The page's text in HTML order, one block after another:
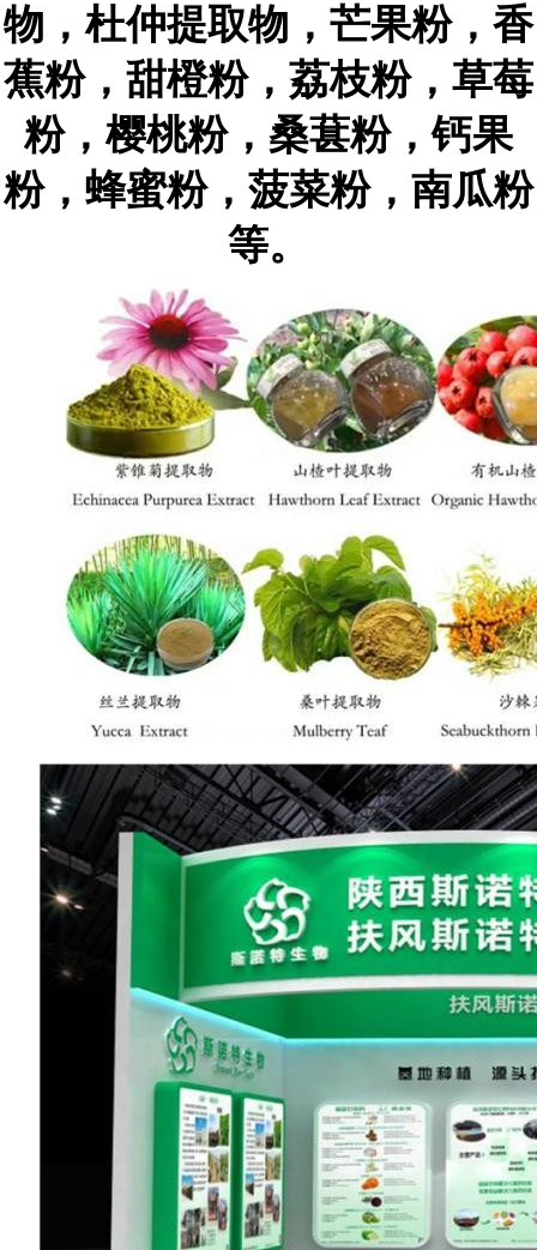
物，杜仲提取物，芒果粉，香
蕉粉，甜橙粉，荔枝粉，草莓
粉，樱桃粉，桑葚粉，钙果
粉，蜂蜜粉，菠菜粉，南瓜粉
等。